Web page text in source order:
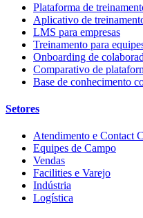
Plataforma de
Aplicativo de
LMS para empresas
Treinamento para
Onboarding de
Comparativo de
Base de conhecimento
Setores
Atendimento e Contact
Equipes de Campo
Vendas
Facilities e Varejo
Indústria
Logística